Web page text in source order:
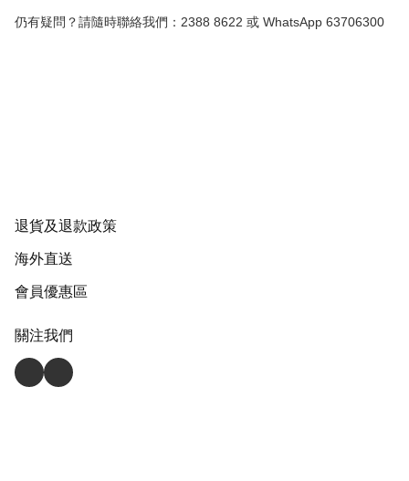
仍有疑問？請隨時聯絡我們：2388 8622 或 WhatsApp 63706300
退貨及退款政策
海外直送
會員優惠區
關注我們